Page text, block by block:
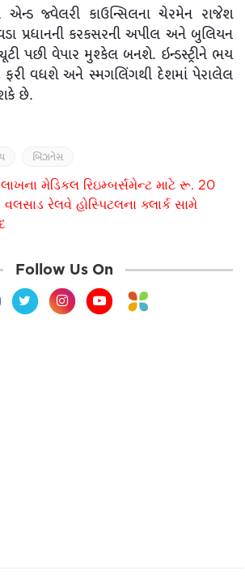
જ્વેલરી કાઉન્સિલના ચેરમેન રાજેશ
પ્રધાનની કરકસરની અપીલ અને બુલિયન
પછી વેપાર મુશ્કેલ બનશે. ઇન્ડસ્ટ્રીને ભય
ફરી વધશે અને સ્મગલિંગથી દેશમાં પેરાલેલ
છે.
બિઝનેસ
મેડિકલ રિઇમ્બર્સમેન્ટ માટે રૂ. 20
રેલવે હોસ્પિટલના ક્લાર્ક સામે
Follow Us On